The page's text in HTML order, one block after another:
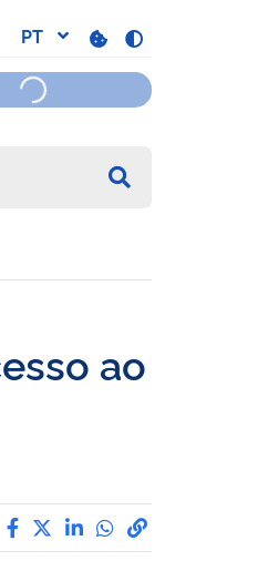
ao
Compartilhe por
Compartilhe por
Compartilhe por
Compartilhe
link para